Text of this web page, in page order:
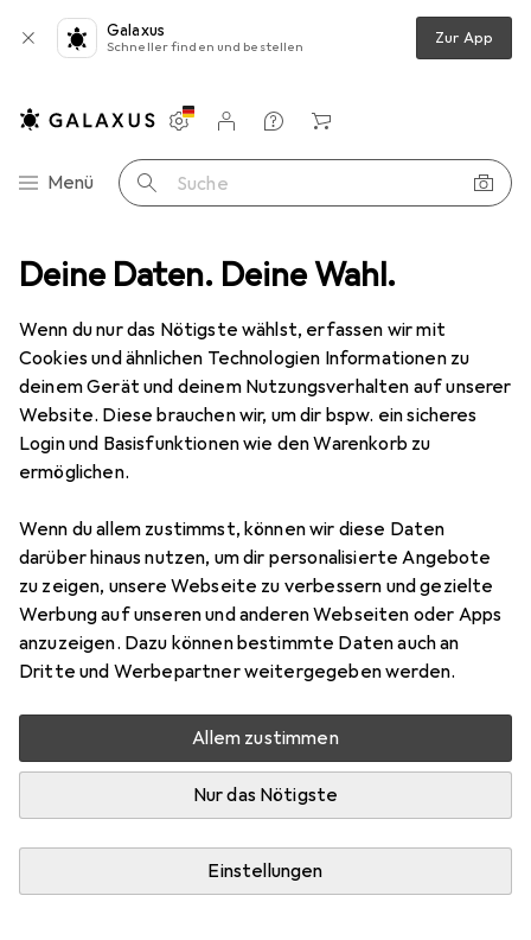
Deine Daten. Deine Wahl.
Wenn du nur das Nötigste wählst, erfassen wir mit
Cookies und ähnlichen Technologien Informationen zu
deinem Gerät und deinem Nutzungsverhalten auf unserer
Website. Diese brauchen wir, um dir bspw. ein sicheres
Login und Basisfunktionen wie den Warenkorb zu
ermöglichen.
Wenn du allem zustimmst, können wir diese Daten
darüber hinaus nutzen, um dir personalisierte Angebote
zu zeigen, unsere Webseite zu verbessern und gezielte
Werbung auf unseren und anderen Webseiten oder Apps
anzuzeigen. Dazu können bestimmte Daten auch an
Dritte und Werbepartner weitergegeben werden.
Allem zustimmen
Nur das Nötigste
Einstellungen
Galaxus
Schneller finden und bestellen Zur App
Navigation nach Kategorien
Menü Suche
Einstellungen
Kundenkonto
Vergleichslisten
Merklisten
Warenkorb
Foto + Video Kamera Zubehör Geräte Schutzfolie
Geräte Schutzfolie
Produkte Forum